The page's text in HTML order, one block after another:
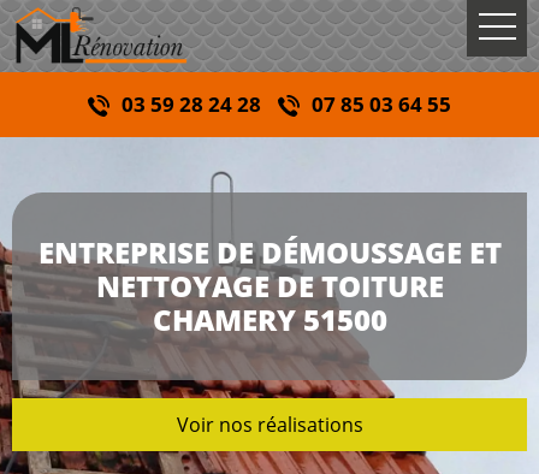
03 59 28 24 28 07 85 03 64 55
ENTREPRISE DE DÉMOUSSAGE ET
NETTOYAGE DE TOITURE
CHAMERY 51500
Voir nos réalisations